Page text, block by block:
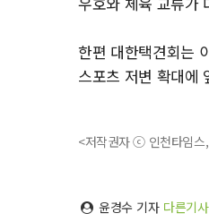
한편 대한택견회는
스포츠 저변 확대에
<저작권자 ⓒ 인천타임스
윤경수 기자 다른기